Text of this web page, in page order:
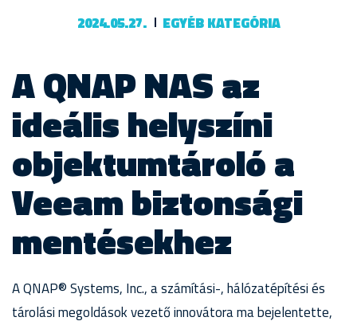
2024.05.27. EGYÉB KATEGÓRIA
A QNAP NAS az
ideális helyszíni
objektumtároló a
Veeam biztonsági
mentésekhez
A QNAP® Systems, Inc., a számítási-, hálózatépítési és
tárolási megoldások vezető innovátora ma bejelentette,